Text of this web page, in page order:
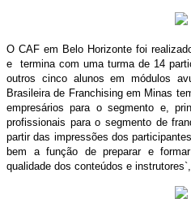
O CAF em Belo Horizonte foi
e termina com uma turma de 14
outros cinco alunos em módulos
Brasileira de Franchising em Minas
empresários para o segmento e,
profissionais para o segmento de
partir das impressões dos
bem a função de preparar e
qualidade dos conteúdos e